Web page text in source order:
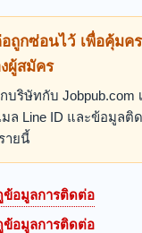
ถูกซ่อนไว้ เพื่อคุ้มค
ผู้สมัคร
บริษัทกับ Jobpub.com
มล Line ID และข้อมูล
ายนี้
ข้อมูลการติดต่อ
ข้อมูลการติดต่อ